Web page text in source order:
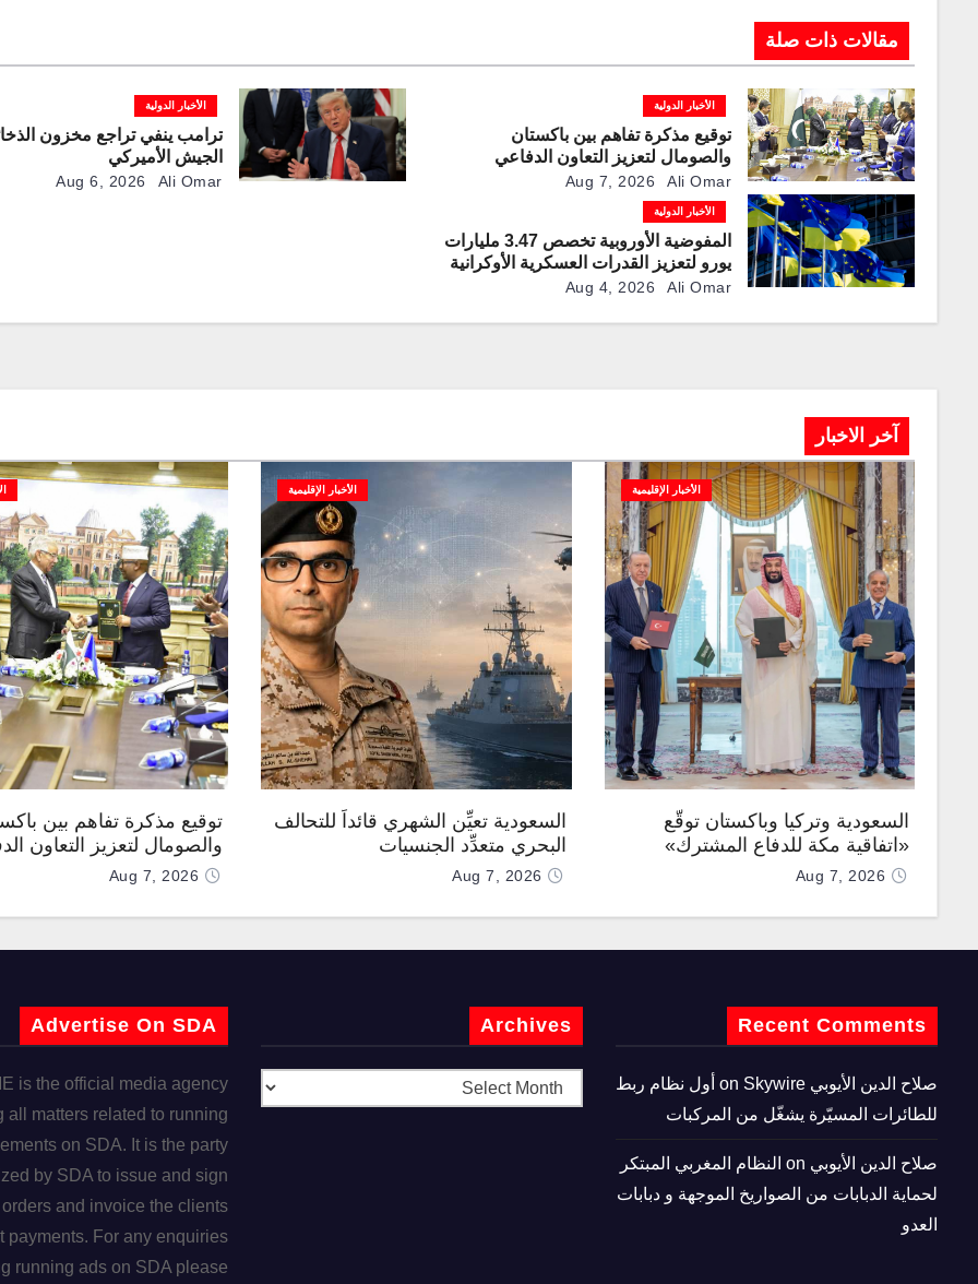
مقالات ذات صلة
الأخبار الدولية
توقيع مذكرة تفاهم بين باكستان
والصومال لتعزيز التعاون الدفاعي
Aug 7, 2026 Ali Omar
الأخبار الدولية
ترامب ينفي تراجع مخزون
الجيش الأميركي
Aug 6, 2026 Ali Omar
الأخبار الدولية
المفوضية الأوروبية تخصص 3.47 مليارات
يورو لتعزيز القدرات العسكرية الأوكرانية
Aug 4, 2026 Ali Omar
آخر الاخبار
الأخبار الإقليمية
السعودية وتركيا وباكستان توقّع
«اتفاقية مكة للدفاع المشترك»
Aug 7, 2026
الأخبار الإقليمية
السعودية تعيِّن الشهري قائداً للتحالف
البحري متعدِّد الجنسيات
Aug 7, 2026
توقيع مذكرة تفاهم بين
والصومال لتعزيز التعاون
Aug 7, 2026
Recent Comments
صلاح الدين الأيوبي
Skywire أول نظام ربط
للطائرات المسيّرة يشغّل من المركبات
صلاح الدين الأيوبي
النظام المغربي المبتكر
لحماية الدبابات من الصواريخ الموجهة و دبابات
العدو
Archives
Advertise On SDA
is the official media agency
all matters related to running
on SDA. It is the party
by SDA to issue and sign
and invoice the clients
payments. For any enquiries
running ads on SDA please